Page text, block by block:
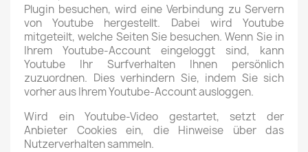
Plugin besuchen, wird eine Verbindung zu Servern
von Youtube hergestellt. Dabei wird Youtube
mitgeteilt, welche Seiten Sie besuchen. Wenn Sie in
Ihrem Youtube-Account eingeloggt sind, kann
Youtube Ihr Surfverhalten Ihnen persönlich
zuzuordnen. Dies verhindern Sie, indem Sie sich
vorher aus Ihrem Youtube-Account ausloggen.
Wird ein Youtube-Video gestartet, setzt der
Anbieter Cookies ein, die Hinweise über das
Nutzerverhalten sammeln.